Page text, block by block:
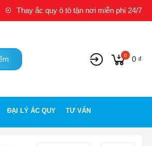
Thay ắc quy ô tô tận nơi miễn phí 24/7
0 0 ₫
ĐẠI LÝ ẮC QUY TƯ VẤN